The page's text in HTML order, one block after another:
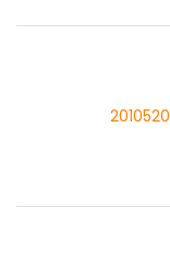
2010520